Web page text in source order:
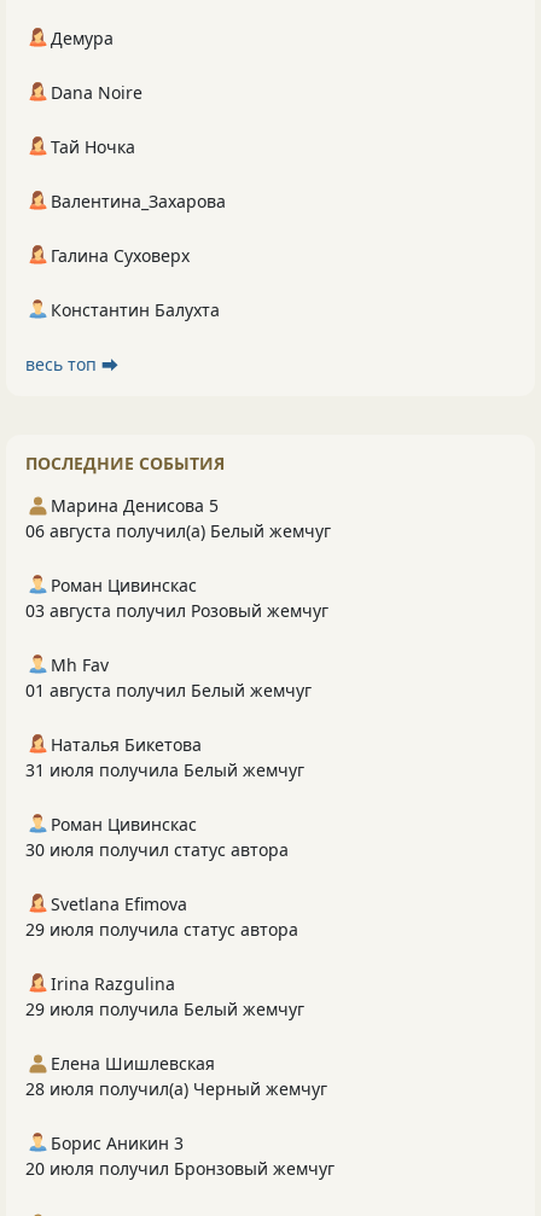
Демура
Dana Noire
Тай Ночка
Валентина_Захарова
Галина Суховерх
Константин Балухта
весь топ ⮕
ПОСЛЕДНИЕ СОБЫТИЯ
Марина Денисова 5
06 августа получил(а) Белый жемчуг
Роман Цивинскас
03 августа получил Розовый жемчуг
Mh Fav
01 августа получил Белый жемчуг
Наталья Бикетова
31 июля получила Белый жемчуг
Роман Цивинскас
30 июля получил статус автора
Svetlana Efimova
29 июля получила статус автора
Irina Razgulina
29 июля получила Белый жемчуг
Елена Шишлевская
28 июля получил(а) Черный жемчуг
Борис Аникин 3
20 июля получил Бронзовый жемчуг